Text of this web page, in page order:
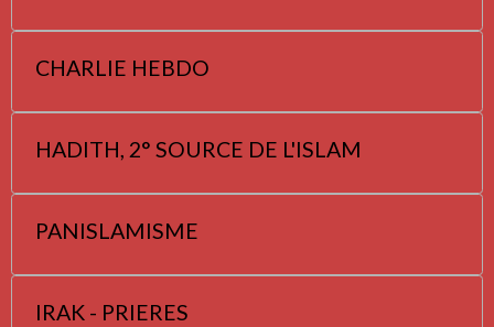
CHARLIE HEBDO
HADITH, 2° SOURCE DE L'ISLAM
PANISLAMISME
IRAK - PRIERES